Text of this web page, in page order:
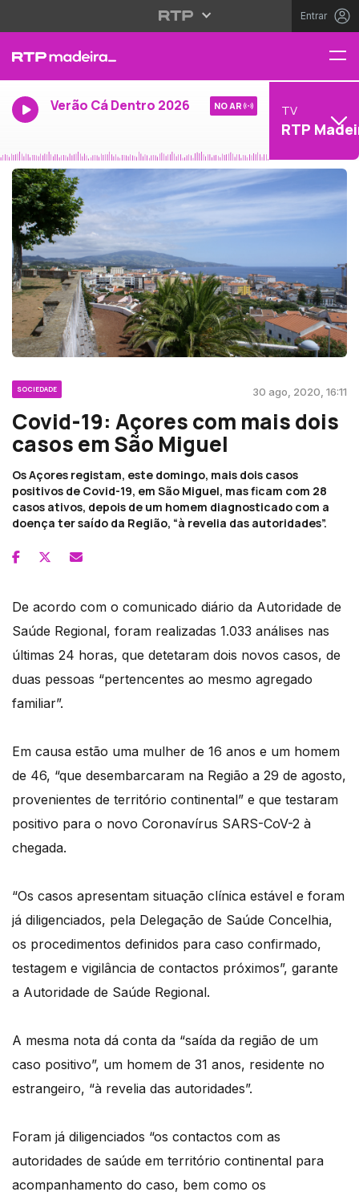
Entrar
Verão Cá Dentro 2026 NO AR TV
RTP
SOCIEDADE 30 ago, 2020, 16:11
Covid-19: Açores com mais dois
casos em São Miguel
Os Açores registam, este domingo, mais dois casos
positivos de Covid-19, em São Miguel, mas ficam com 28
casos ativos, depois de um homem diagnosticado com a
doença ter saído da Região, “à revelia das autoridades”.
De acordo com o comunicado diário da Autoridade de
Saúde Regional, foram realizadas 1.033 análises nas
últimas 24 horas, que detetaram dois novos casos, de
duas pessoas “pertencentes ao mesmo agregado
familiar”.
Em causa estão uma mulher de 16 anos e um homem
de 46, “que desembarcaram na Região a 29 de agosto,
provenientes de território continental” e que testaram
positivo para o novo Coronavírus SARS-CoV-2 à
chegada.
“Os casos apresentam situação clínica estável e foram
já diligenciados, pela Delegação de Saúde Concelhia,
os procedimentos definidos para caso confirmado,
testagem e vigilância de contactos próximos”, garante
a Autoridade de Saúde Regional.
A mesma nota dá conta da “saída da região de um
caso positivo”, um homem de 31 anos, residente no
estrangeiro, “à revelia das autoridades”.
Foram já diligenciados “os contactos com as
autoridades de saúde em território continental para
acompanhamento do caso, bem como os